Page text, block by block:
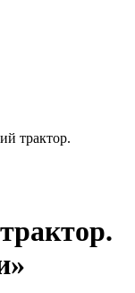
трактор.